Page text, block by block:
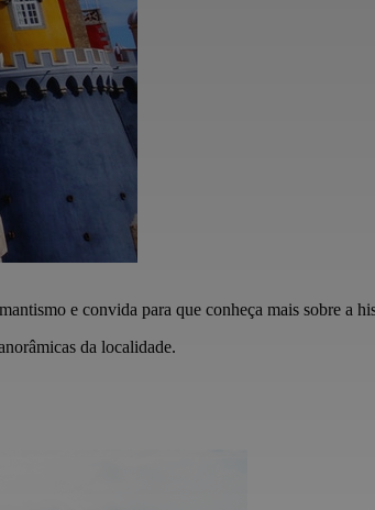
e convida para que conheça mais sobre a
da localidade.